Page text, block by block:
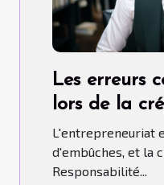
Les erreurs
lors de la
SARL
L'entrepreneuriat
d'embûches, et la
Responsabilité...